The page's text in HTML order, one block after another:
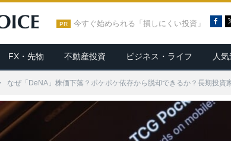
PR 今すぐ始められる「損しにくい投資」
c
e
b
o
FX・先物 不動産投資 ビジネス・ライフ 人
なぜ「DeNA」株価下落？ポケポケ依存から脱却できるか？長期投資